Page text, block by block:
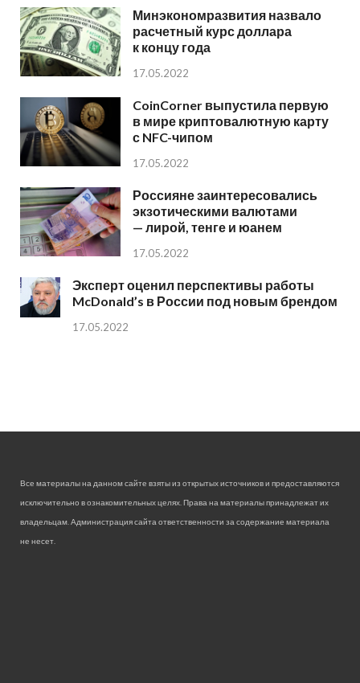
Минэкономразвития назвало
расчетный курс доллара
к концу года
17.05.2022
CoinCorner выпустила первую
в мире криптовалютную карту
с NFC-чипом
17.05.2022
Россияне заинтересовались
экзотическими валютами
— лирой, тенге и юанем
17.05.2022
Эксперт оценил перспективы работы
McDonald’s в России под новым брендом
17.05.2022
Все материалы на данном сайте взяты из открытых источников и предоставляются
исключительно в ознакомительных целях. Права на материалы принадлежат их
владельцам. Администрация сайта ответственности за содержание материала
не несет.